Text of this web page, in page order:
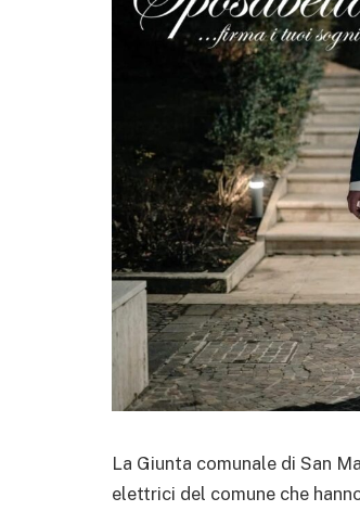
La Giunta comunale di San
elettrici del comune che